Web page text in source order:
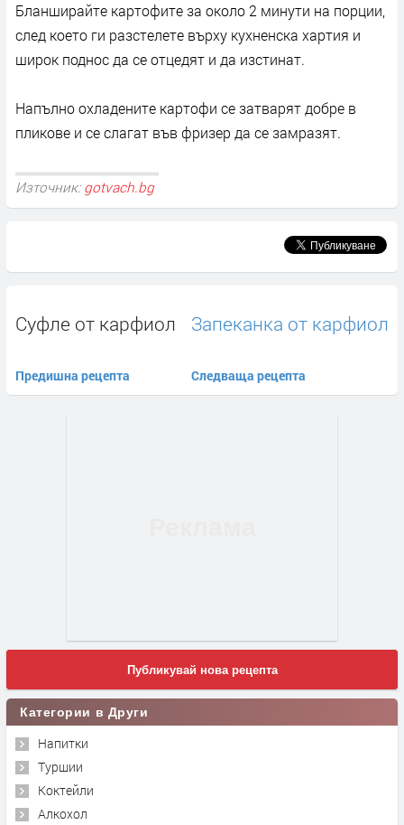
Бланширайте картофите за около 2 минути на порции,
след което ги разстелете върху кухненска хартия и
широк поднос да се отцедят и да изстинат.
Напълно охладените картофи се затварят добре в
пликове и се слагат във фризер да се замразят.
Източник: gotvach.bg
Суфле от карфиол
Предишна рецепта
Запеканка от карфиол
Следваща рецепта
Публикувай нова рецепта
Категории в Други
Напитки
Туршии
Коктейли
Алкохол